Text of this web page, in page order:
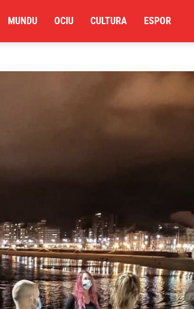
MUNDU OCIU CULTURA ESPOR